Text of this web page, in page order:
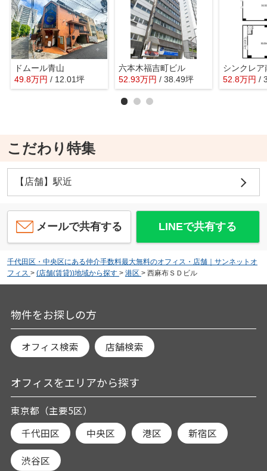
ドムール青山
49.8万円 / 12.01坪
六本木福吉町ビル
52.93万円 / 38.49坪
シンクレア
52.8万円 /
こだわり特集
【店舗】駅近
メールで共有する LINEで共有する
千代田区・中央区にある仲介手数料最大無料のオフィス・店舗｜サンネットオ
フィス > (店舗(賃貸))地域から探す > 港区 > 西麻布ＳＤビル
物件をお探しの方
オフィス検索 店舗検索
オフィスをエリアから探す
東京都（主要5区）
千代田区
中央区 港区 新宿区
渋谷区